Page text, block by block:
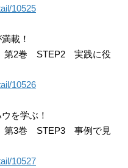
10525
載！
第2巻 STEP2 実践に役
10526
を学ぶ！
第3巻 STEP3 事例で見
10527